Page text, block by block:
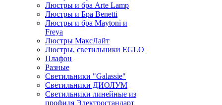
Люстры и бра Arte Lamp
Люстры и Бра Benetti
Люстры и бра Maytoni и
Freya
Люстры МаксЛайт
Люстры, светильники EGLO
Плафон
Разные
Светильники "Galassie"
Светильники ДИОЛУМ
Светильники линейные из
профиля Электростандарт